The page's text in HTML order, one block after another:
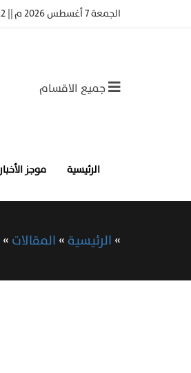
الجمعة 7 أغسطس 2026 م || 22 صفر 1448هـ ||
جميع الاقسام
الرئيسية موجز الأخبار
»الرئيسية»المقالات»